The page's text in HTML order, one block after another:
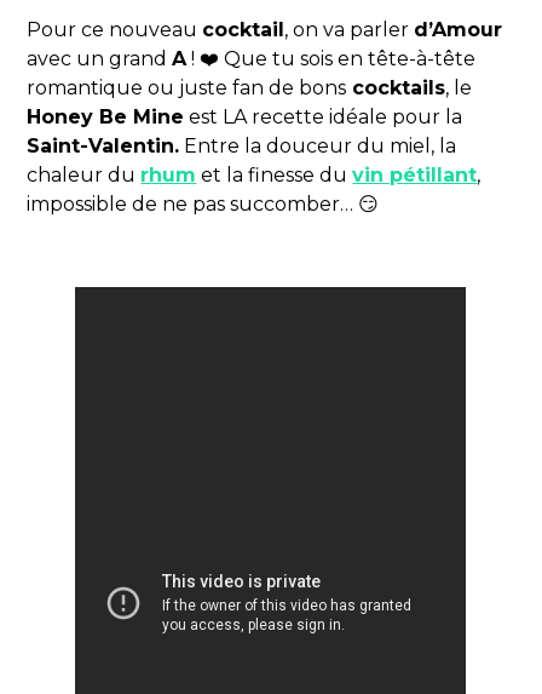
Pour ce nouveau cocktail, on va parler d’Amour
avec un grandA! ❤️ Que tu sois en tête-à-tête
romantique ou juste fan de bons cocktails, le
Honey Be Mine est LA recette idéale pour la
Saint-Valentin. Entre la douceur du miel, la
chaleur du rhum et la finesse duvin pétillant,
impossible de ne pas succomber… 😏